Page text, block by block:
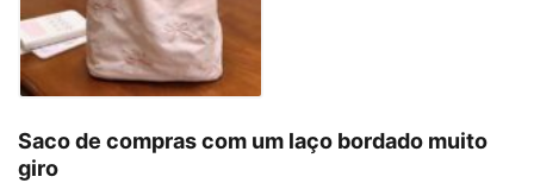
Saco de compras com um laço bordado muito
giro